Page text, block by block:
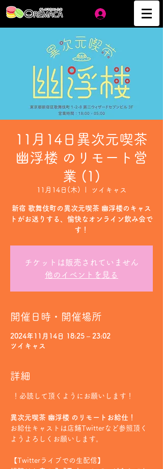
11月14日異次元喫茶
幽浮楼 のリモート営
業 (1)
11月14日(木) ツイキャス
新宿 歌舞伎町の異次元喫茶 幽浮楼のキャス
トがお送りする、愉快なオンライン飲み会で
す！
チケットは販売されていません
他のイベントを見る
開催日時・開催場所
2024年11月14日 18:25 – 23:02
ツイキャス
詳細
！必読して頂くようにお願いします！
異次元喫茶 幽浮楼 のリモートお給仕！
お給仕キャストは店鋪Twitterなど参照頂く
ようよろしくお願いします。
【Twitterライブでの生配信】